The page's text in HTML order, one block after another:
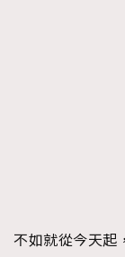
不如就從今天起